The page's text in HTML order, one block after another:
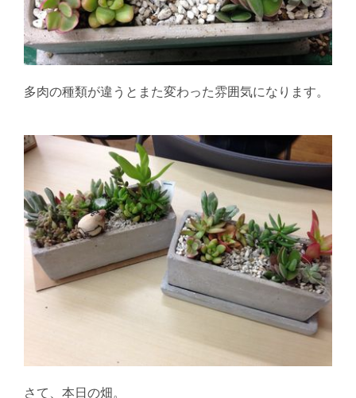
多肉の種類が違うとまた変わった雰囲気になります。
さて、本日の畑。